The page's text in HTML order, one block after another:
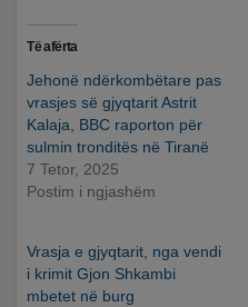
Të afërta
Jehonë ndërkombëtare pas
vrasjes së gjyqtarit Astrit
Kalaja, BBC raporton për
sulmin tronditës në Tiranë
7 Tetor, 2025
Postim i ngjashëm
Vrasja e gjyqtarit, nga vendi
i krimit Gjon Shkambi
mbetet në burg